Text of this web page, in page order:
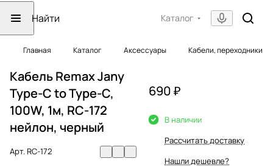
Каталог
Главная Каталог Аксессуары Кабели, переходники
Кабель Remax Jany
Type-C to Type-C,
100W, 1м, RC-172
нейлон, черный
Арт.RC-172
690 ₽
В наличии
Рассчитать доставку
Нашли дешевле?